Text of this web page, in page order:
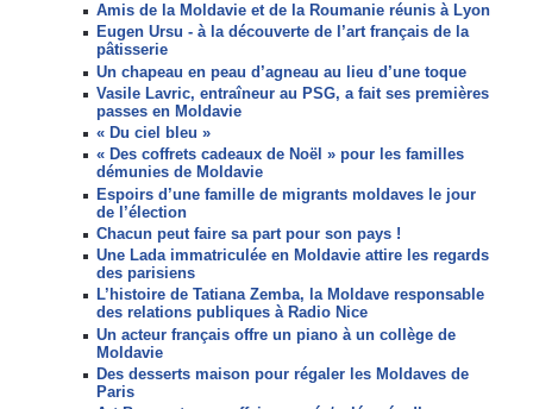
Amis de la Moldavie et de la Roumanie réunis à Lyon
Eugen Ursu - à la découverte de l’art français de la
pâtisserie
Un chapeau en peau d’agneau au lieu d’une toque
Vasile Lavric, entraîneur au PSG, a fait ses premières
passes en Moldavie
« Du ciel bleu »
« Des coffrets cadeaux de Noël » pour les familles
démunies de Moldavie
Espoirs d’une famille de migrants moldaves le jour
de l’élection
Chacun peut faire sa part pour son pays !
Une Lada immatriculée en Moldavie attire les regards
des parisiens
L’histoire de Tatiana Zemba, la Moldave responsable
des relations publiques à Radio Nice
Un acteur français offre un piano à un collège de
Moldavie
Des desserts maison pour régaler les Moldaves de
Paris